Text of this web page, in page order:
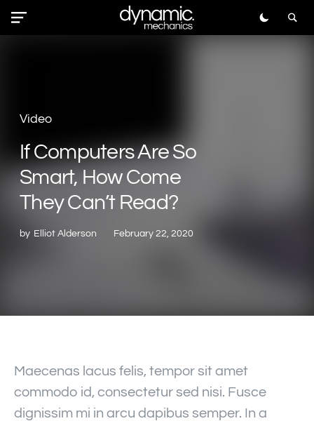
Video
If Computers Are So
Smart, How Come
They Can’t Read?
by Elliot Alderson February 22, 2020
Maecenas lacus felis, tempor sit amet
commodo id, consectetur sed nisi. Fusce
dignissim mi in arcu dapibus semper. In a